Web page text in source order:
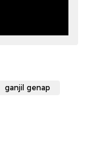
ganjil genap